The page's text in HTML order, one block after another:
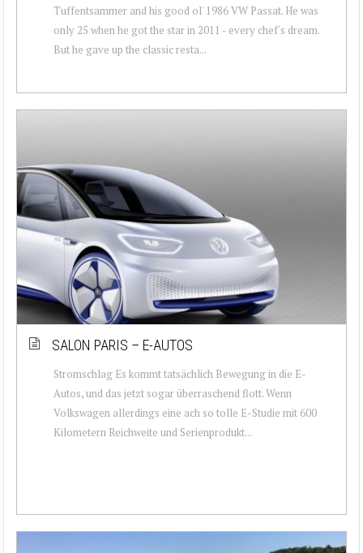
Tuffentsammer and his good ol' 1986 VW Passat. He was
only 25 when he got the star in 2011 - every chef's dream.
But he gave up the classic resta...
SALON PARIS – E-AUTOS
Stromschlag Es kommt tatsächlich Bewegung in die E-
Autos, und das jetzt sogar überraschend flott. Wenn
Volkswagen allerdings eine ach so tolle E-Studie mit 600
Kilometern Reichweite und Serienprodukt...